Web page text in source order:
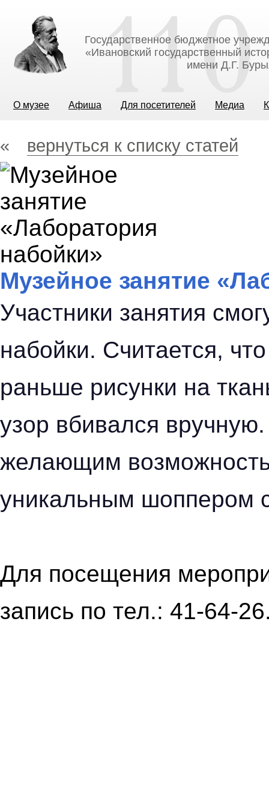
Государственное бюджетное
«Ивановский государственный
имени Д.Г.
О музее Афиша Для посетителей Медиа
« вернуться к списку статей
Музейное занятие
Участники занятия
набойки. Считается,
раньше рисунки на
узор вбивался
желающим
уникальным шоппером
Для посещения
запись по тел.: 41-64-